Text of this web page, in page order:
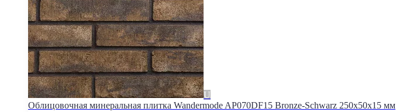
Облицовочная минеральная плитка Wandermode AP070DF15 Bronze-Schwarz 250x50x15 мм